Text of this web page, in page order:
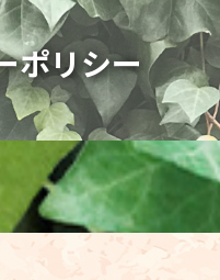
ポリシー